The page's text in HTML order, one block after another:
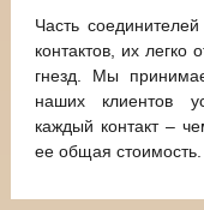
Часть
контактов, их легко
гнезд. Мы
наших клиентов
каждый контакт –
ее общая стоимость.